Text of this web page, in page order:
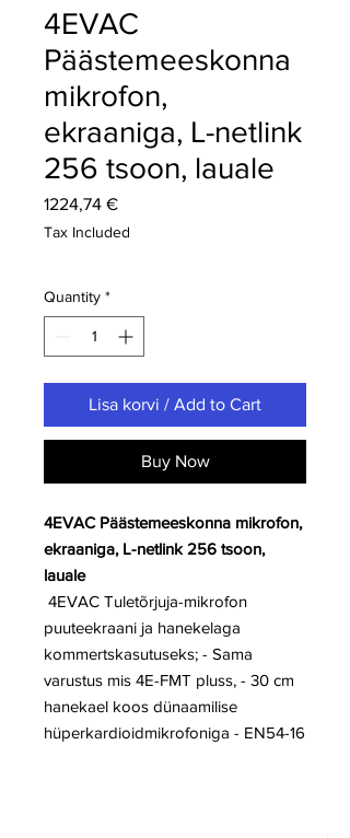
4EVAC
Päästemeeskonna
mikrofon,
ekraaniga, L-netlink
256 tsoon, lauale
1224,74 €Price
Tax Included
Quantity *
Lisa korvi / Add to Cart
Buy Now
4EVAC Päästemeeskonna mikrofon,
ekraaniga, L-netlink 256 tsoon,
lauale
4EVAC Tuletõrjuja-mikrofon
puuteekraani ja hanekelaga
kommertskasutuseks; - Sama
varustus mis 4E-FMT pluss, - 30 cm
hanekael koos dünaamilise
hüperkardioidmikrofoniga - EN54-16